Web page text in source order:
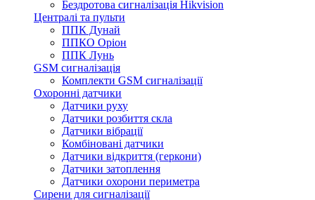
Бездротова сигналізація Hikvision
Централі та пульти
ППК Дунай
ППКО Оріон
ППК Лунь
GSM сигналізація
Комплекти GSM сигналізації
Охоронні датчики
Датчики руху
Датчики розбиття скла
Датчики вібрації
Комбіновані датчики
Датчики відкриття (геркони)
Датчики затоплення
Датчики охорони периметра
Сирени для сигналізації